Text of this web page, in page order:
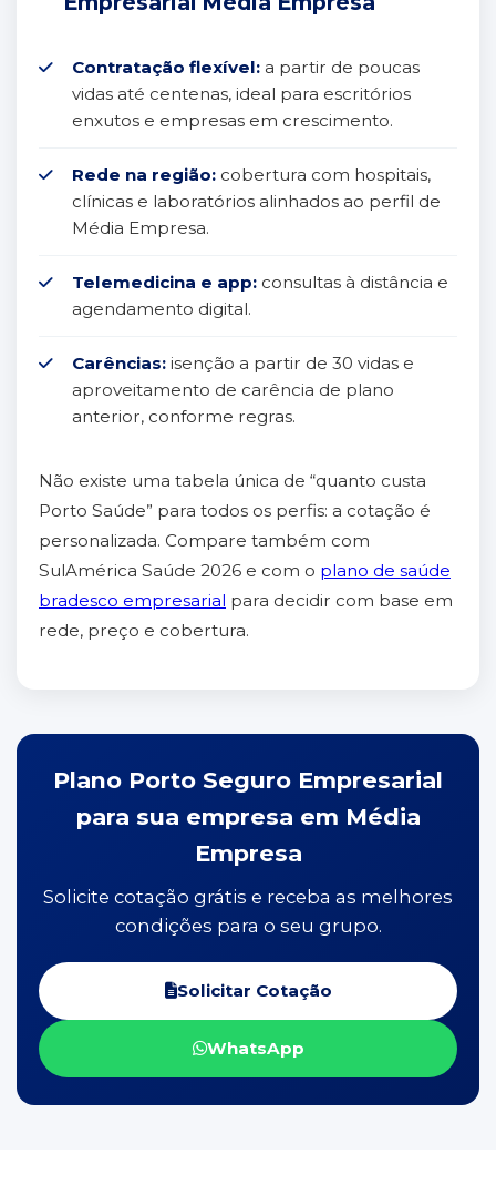
Contratação flexível: a partir de poucas
vidas até centenas, ideal para escritórios
enxutos e empresas em crescimento.
Rede na região: cobertura com hospitais,
clínicas e laboratórios alinhados ao perfil de
Média Empresa.
Telemedicina e app: consultas à distância e
agendamento digital.
Carências: isenção a partir de 30 vidas e
aproveitamento de carência de plano
anterior, conforme regras.
Não existe uma tabela única de “quanto custa
Porto Saúde” para todos os perfis: a cotação é
personalizada. Compare também com
SulAmérica Saúde 2026 e com o plano de saúde
bradesco empresarial para decidir com base em
rede, preço e cobertura.
Plano Porto Seguro Empresarial
para sua empresa em Média
Empresa
Solicite cotação grátis e receba as melhores
condições para o seu grupo.
Solicitar Cotação
WhatsApp